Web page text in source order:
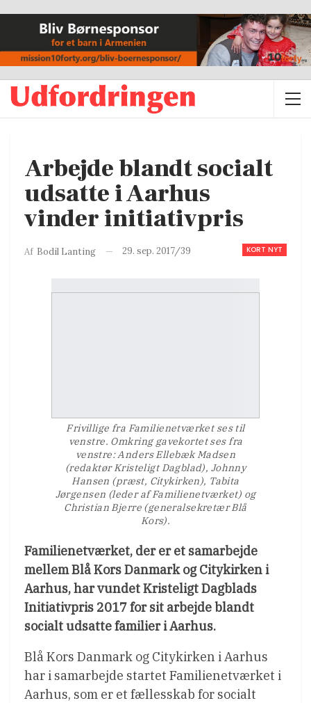
Arbejde blandt socialt
udsatte i Aarhus
vinder initiativpris
KORT NYT
Af Bodil Lanting 29. sep. 2017/39
Frivillige fra Familienetværket ses til
venstre. Omkring gavekortet ses fra
venstre: Anders Ellebæk Madsen
(redaktør Kristeligt Dagblad), Johnny
Hansen (præst, Citykirken), Tabita
Jørgensen (leder af Familienetværket) og
Christian Bjerre (generalsekretær Blå
Kors).
Familienetværket, der er et samarbejde
mellem Blå Kors Danmark og Citykirken i
Aarhus, har vundet Kristeligt Dagblads
Initiativpris 2017 for sit arbejde blandt
socialt udsatte familier i Aarhus.
Blå Kors Danmark og Citykirken i Aarhus
har i samarbejde startet Familienetværket i
Aarhus, som er et fællesskab for socialt